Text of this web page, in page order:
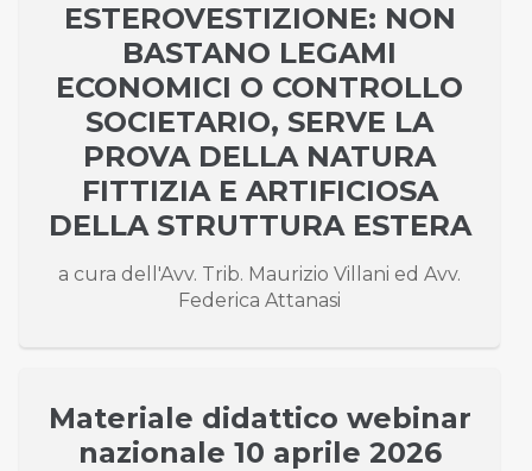
ESTEROVESTIZIONE: NON
BASTANO LEGAMI
ECONOMICI O CONTROLLO
SOCIETARIO, SERVE LA
PROVA DELLA NATURA
FITTIZIA E ARTIFICIOSA
DELLA STRUTTURA ESTERA
a cura dell'Avv. Trib. Maurizio Villani ed Avv.
Federica Attanasi
Materiale didattico webinar
nazionale 10 aprile 2026